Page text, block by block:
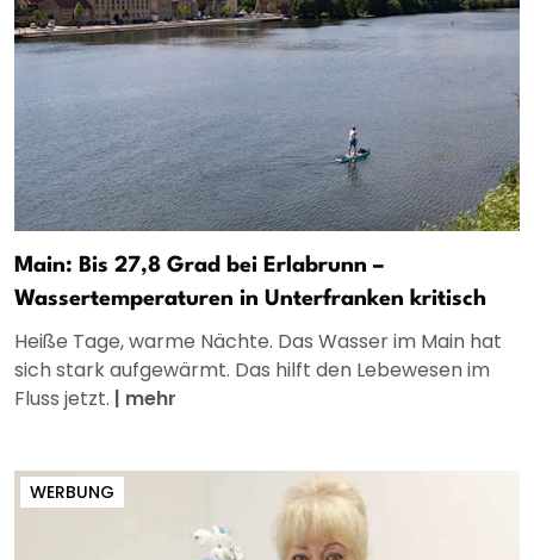
Main: Bis 27,8 Grad bei Erlabrunn –
Wassertemperaturen in Unterfranken kritisch
Heiße Tage, warme Nächte. Das Wasser im Main hat
sich stark aufgewärmt. Das hilft den Lebewesen im
Fluss jetzt. | mehr
WERBUNG